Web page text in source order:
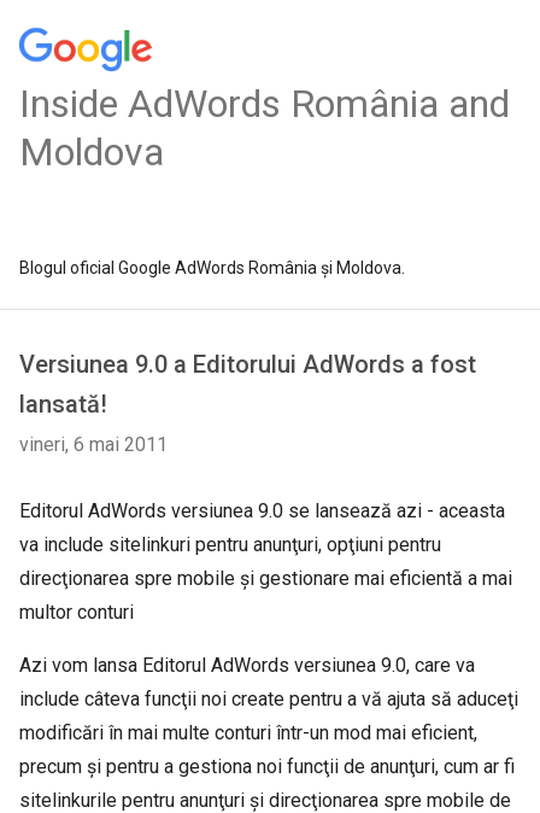
Inside AdWords România and
Moldova
Blogul oficial Google AdWords România și Moldova.
Versiunea 9.0 a Editorului AdWords a fost
lansată!
vineri, 6 mai 2011
Editorul AdWords versiunea 9.0 se lansează azi - aceasta
va include sitelinkuri pentru anunţuri, opţiuni pentru
direcţionarea spre mobile şi gestionare mai eficientă a mai
multor conturi
Azi vom lansa Editorul AdWords versiunea 9.0, care va
include câteva funcţii noi create pentru a vă ajuta să aduceţi
modificări în mai multe conturi într-un mod mai eficient,
precum şi pentru a gestiona noi funcţii de anunţuri, cum ar fi
sitelinkurile pentru anunţuri şi direcţionarea spre mobile de